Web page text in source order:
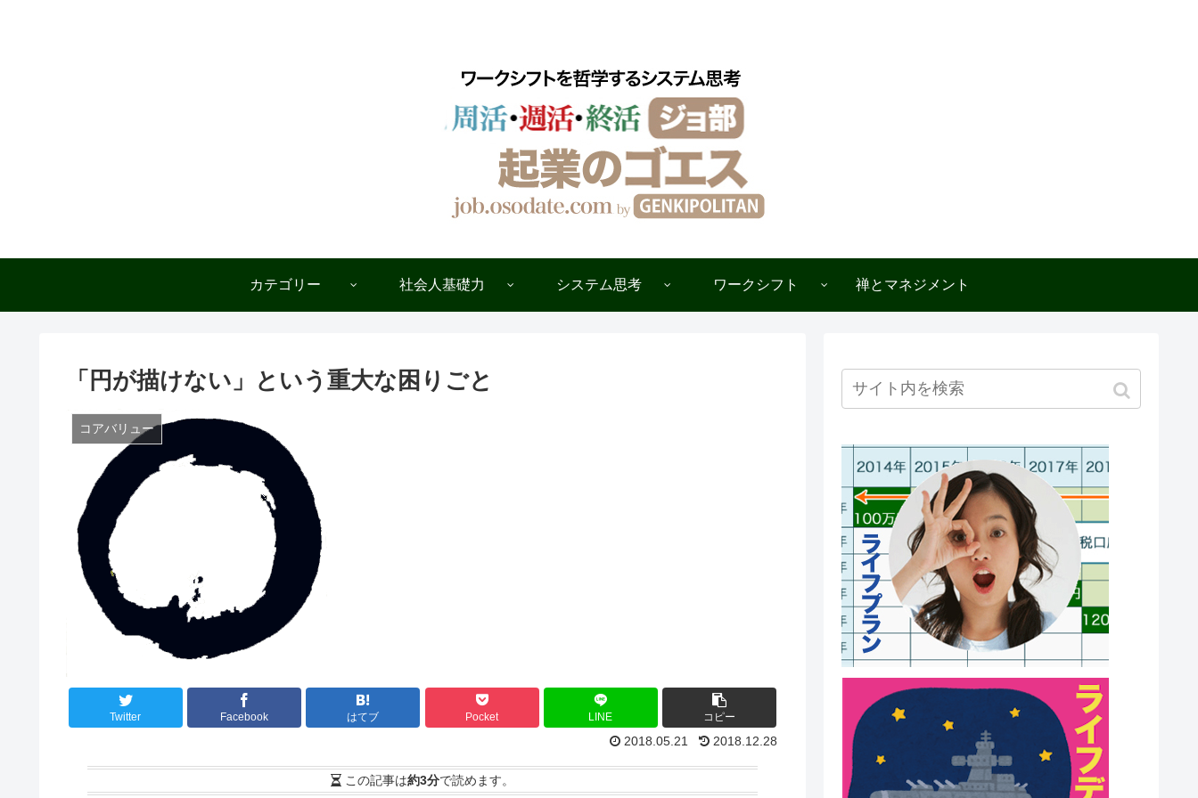
カテゴリー 社会人基礎力 システム思考 ワークシフト 禅とマネジメント
「円が描けない」という重大な困りごと
コアバリュー
Twitter Facebook はてブ Pocket LINE コピー
2018.12.28
2018.05.21
この記事は約3分で読めます。